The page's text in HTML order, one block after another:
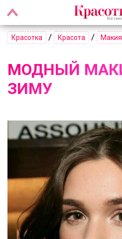
Красотка / Красота /
МОДНЫЙ
ЗИМУ